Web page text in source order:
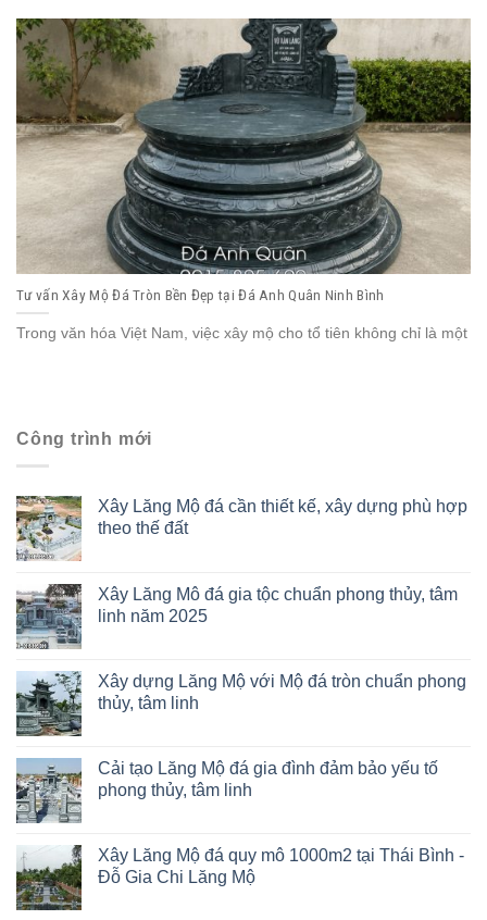
Tư vấn Xây Mộ Đá Tròn Bền Đẹp tại Đá Anh Quân Ninh Bình
Trong văn hóa Việt Nam, việc xây mộ cho tổ tiên không chỉ là một
Công trình mới
Xây Lăng Mộ đá cần thiết kế, xây dựng phù hợp
theo thế đất
Xây Lăng Mô đá gia tộc chuẩn phong thủy, tâm
linh năm 2025
Xây dựng Lăng Mộ với Mộ đá tròn chuẩn phong
thủy, tâm linh
Cải tạo Lăng Mộ đá gia đình đảm bảo yếu tố
phong thủy, tâm linh
Xây Lăng Mộ đá quy mô 1000m2 tại Thái Bình -
Đỗ Gia Chi Lăng Mộ